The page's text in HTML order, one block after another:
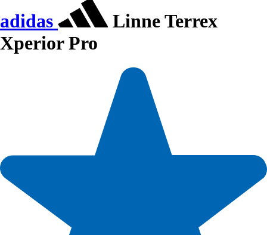
adidas
Linne Terrex
Xperior Pro